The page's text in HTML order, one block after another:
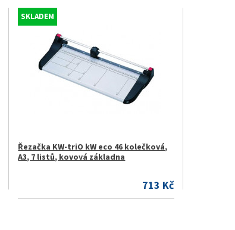
SKLADEM
Řezačka KW-triO kW eco 46 kolečková,
A3, 7 listů, kovová základna
713 Kč